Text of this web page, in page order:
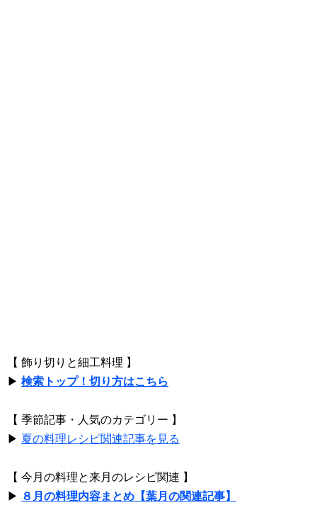
【 飾り切りと細工料理 】
▶ 検索トップ！切り方はこちら
【 季節記事・人気のカテゴリー 】
▶ 夏の料理レシピ関連記事を見る
【 今月の料理と来月のレシピ関連 】
▶ ８月の料理内容まとめ【葉月の関連記事】